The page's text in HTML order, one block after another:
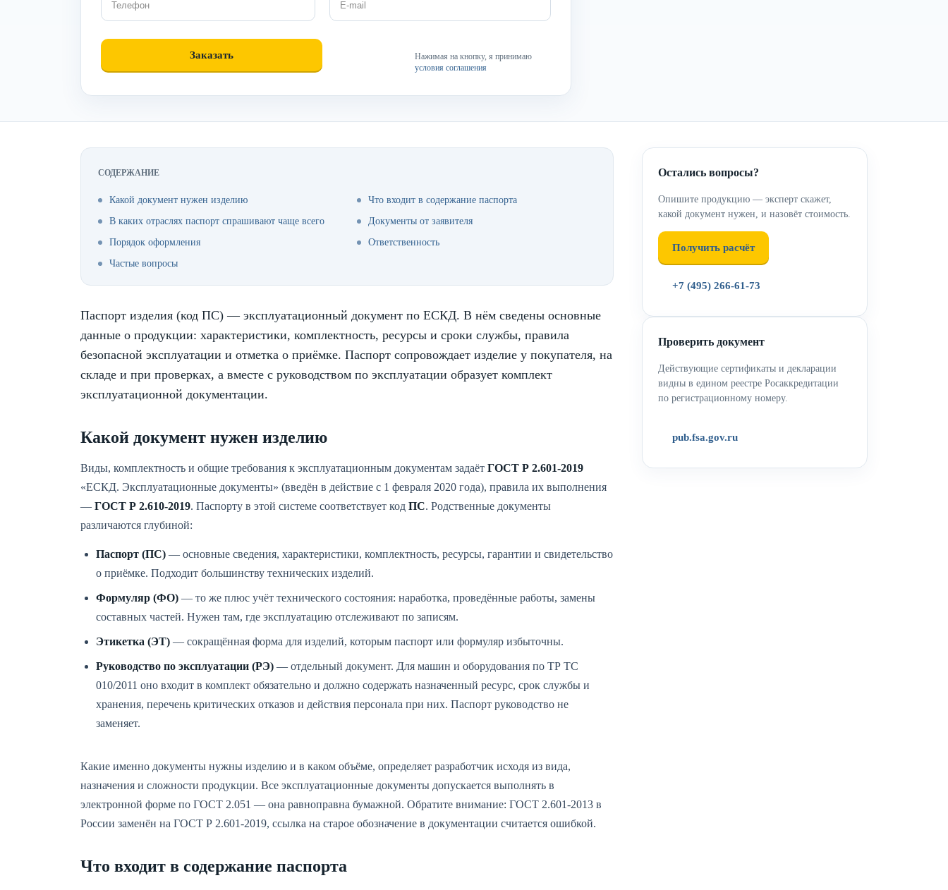
Нажимая на кнопку, я принимаю
условия соглашения
СОДЕРЖАНИЕ
Какой документ нужен изделию
Что входит в содержание паспорта
В каких отраслях паспорт спрашивают чаще всего
Документы от заявителя
Порядок оформления
Ответственность
Частые вопросы
Паспорт изделия (код ПС) — эксплуатационный документ по ЕСКД. В нём сведены основные
данные о продукции: характеристики, комплектность, ресурсы и сроки службы, правила
безопасной эксплуатации и отметка о приёмке. Паспорт сопровождает изделие у покупателя, на
складе и при проверках, а вместе с руководством по эксплуатации образует комплект
эксплуатационной документации.
Какой документ нужен изделию
Виды, комплектность и общие требования к эксплуатационным документам задаёт ГОСТ Р 2.601-2019
«ЕСКД. Эксплуатационные документы» (введён в действие с 1 февраля 2020 года), правила их выполнения
— ГОСТ Р 2.610-2019. Паспорту в этой системе соответствует код ПС. Родственные документы
различаются глубиной:
Паспорт (ПС) — основные сведения, характеристики, комплектность, ресурсы, гарантии и свидетельство
о приёмке. Подходит большинству технических изделий.
Формуляр (ФО) — то же плюс учёт технического состояния: наработка, проведённые работы, замены
составных частей. Нужен там, где эксплуатацию отслеживают по записям.
Этикетка (ЭТ) — сокращённая форма для изделий, которым паспорт или формуляр избыточны.
Руководство по эксплуатации (РЭ) — отдельный документ. Для машин и оборудования по ТР ТС
010/2011 оно входит в комплект обязательно и должно содержать назначенный ресурс, срок службы и
хранения, перечень критических отказов и действия персонала при них. Паспорт руководство не
заменяет.
Какие именно документы нужны изделию и в каком объёме, определяет разработчик исходя из вида,
назначения и сложности продукции. Все эксплуатационные документы допускается выполнять в
электронной форме по ГОСТ 2.051 — она равноправна бумажной. Обратите внимание: ГОСТ 2.601-2013 в
России заменён на ГОСТ Р 2.601-2019, ссылка на старое обозначение в документации считается ошибкой.
Что входит в содержание паспорта
Остались вопросы?
Опишите продукцию — эксперт скажет,
какой документ нужен, и назовёт стоимость.
Получить расчёт
+7 (495) 266-61-73
Проверить документ
Действующие сертификаты и декларации
видны в едином реестре Росаккредитации
по регистрационному номеру.
pub.fsa.gov.ru